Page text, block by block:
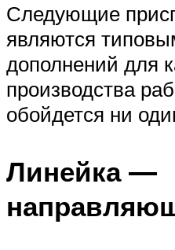
Следующие
являются
дополнений для
производства
обойдется ни
Линейка —